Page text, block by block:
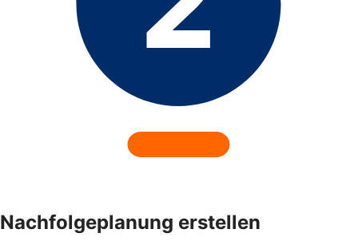
Nachfolgeplanung erstellen